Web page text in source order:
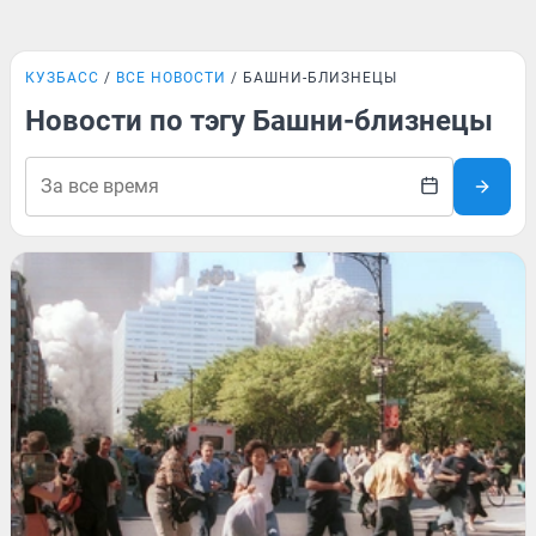
КУЗБАСС ВСЕ НОВОСТИ БАШНИ-БЛИЗНЕЦЫ
Новости по тэгу Башни-близнецы